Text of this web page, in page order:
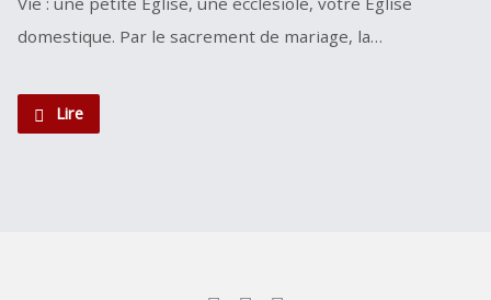
domestique. Par le sacrement de mariage, la…
Lire